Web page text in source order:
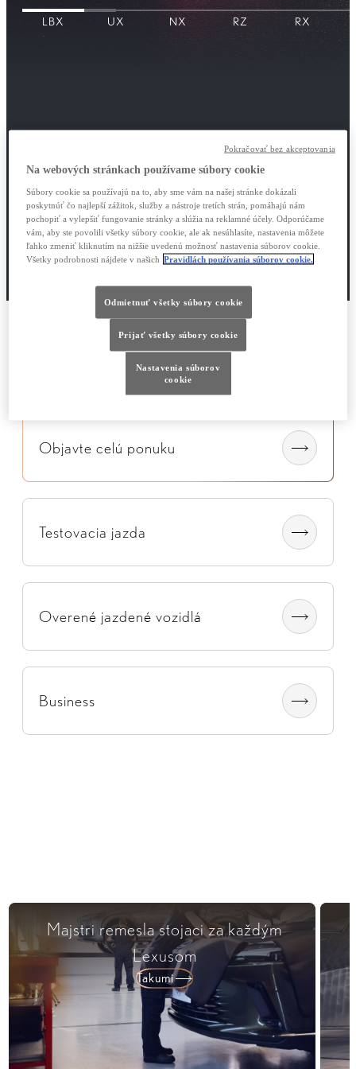
Everyday Extraordinary.
Od 33 900 €
Spoznajte LBX
Zostavte si LBX
Mestský crossover s jazdnými vlastnosťami
kompaktného auta.
Od 41 050 €
Spoznajte UX
Zostavte si UX
Stredne veľké SUV, ktoré kombinuje štýl a
inovácie.
Od 57 100 €
Spoznajte NX
Zostavte si NX
Elegantný, priestranný a výkonný.
Predstavujeme naše prvé, plne elektrické SUV.
Od 66 500 €
Spoznajte RZ
Zostavte si RZ
Veľké SUV, ktoré zaujme vzhľadom aj výkonom.
Od 79 000 €
Spoznajte RX
Zostavte si RX
Ikonický luxusný sedan.
Od 68 500 €
Spoznajte ES
Zostavte si ES
Luxusné MPV, ktoré nastavuje štandardy
manažérskej prepravy.
Od 131 450 €
Spoznajte LM
Zostavte si LM
LBX UX NX RZ​ RX
Objavte celú ponuku
Testovacia jazda
Overené jazdené vozidlá
Business​
Majstri remesla stojaci za každým
Lexusom
Takumi​
Na webových stránkach používame súbory cookie
Súbory cookie sa používajú na to, aby sme vám na našej stránke dokázali
poskytnúť čo najlepší zážitok, služby a nástroje tretích strán, pomáhajú nám
pochopiť a vylepšiť fungovanie stránky a slúžia na reklamné účely. Odporúčame
vám, aby ste povolili všetky súbory cookie, ale ak nesúhlasíte, nastavenia môžete
ľahko zmeniť kliknutím na nižšie uvedenú možnosť nastavenia súborov cookie.
Všetky podrobnosti nájdete v našich Pravidlách používania súborov cookie.
Odmietnuť všetky súbory cookie
Prijať všetky súbory cookie
Nastavenia súborov
cookie
Pokračovať bez akceptovania